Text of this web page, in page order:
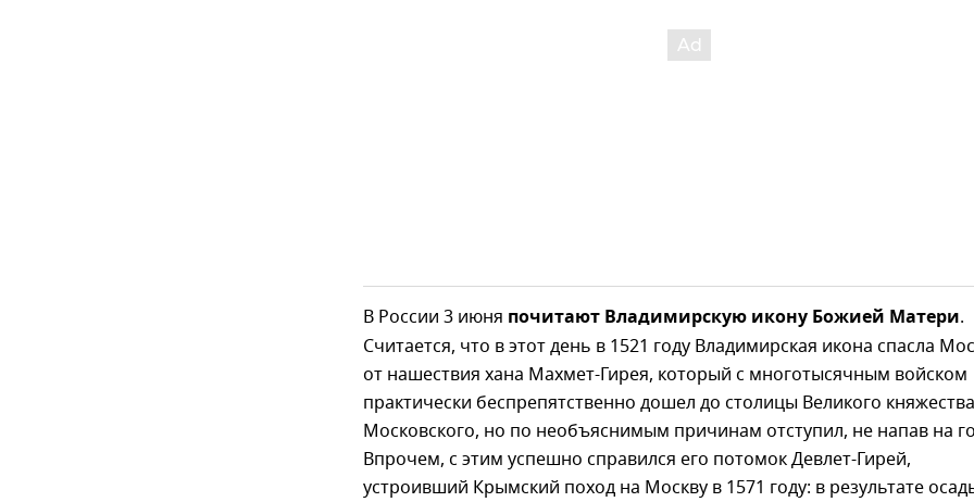
В России 3 июня почитают Владимирскую икону Божией Матери.
Считается, что в этот день в 1521 году Владимирская икона спасла
от нашествия хана Махмет-Гирея, который с многотысячным войском
практически беспрепятственно дошел до столицы Великого княжества
Московского, но по необъяснимым причинам отступил, не напав на
Впрочем, с этим успешно справился его потомок Девлет-Гирей,
устроивший Крымский поход на Москву в 1571 году: в результате